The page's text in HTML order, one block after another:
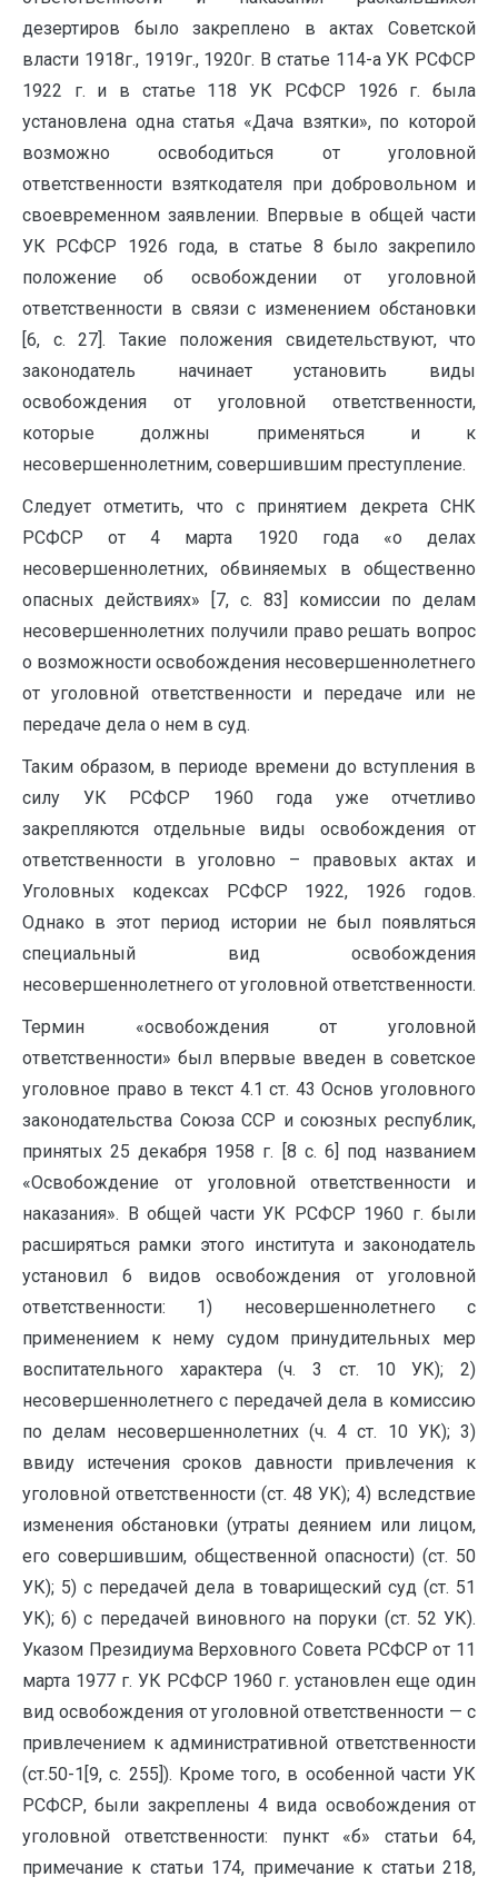
дезертиров было закреплено в актах Советской
власти 1918г., 1919г., 1920г. В статье 114-а УК РСФСР
1922 г. и в статье 118 УК РСФСР 1926 г. была
установлена одна статья «Дача взятки», по которой
возможно освободиться от уголовной
ответственности взяткодателя при добровольном и
своевременном заявлении. Впервые в общей части
УК РСФСР 1926 года, в статье 8 было закрепило
положение об освобождении от уголовной
ответственности в связи с изменением обстановки
[6, с. 27]. Такие положения свидетельствуют, что
законодатель начинает установить виды
освобождения от уголовной ответственности,
которые должны применяться и к
несовершеннолетним, совершившим преступление.
Следует отметить, что с принятием декрета СНК
РСФСР от 4 марта 1920 года «о делах
несовершеннолетних, обвиняемых в общественно
опасных действиях» [7, с. 83] комиссии по делам
несовершеннолетних получили право решать вопрос
о возможности освобождения несовершеннолетнего
от уголовной ответственности и передаче или не
передаче дела о нем в суд.
Таким образом, в периоде времени до вступления в
силу УК РСФСР 1960 года уже отчетливо
закрепляются отдельные виды освобождения от
ответственности в уголовно – правовых актах и
Уголовных кодексах РСФСР 1922, 1926 годов.
Однако в этот период истории не был появляться
специальный вид освобождения
несовершеннолетнего от уголовной ответственности.
Термин «освобождения от уголовной
ответственности» был впервые введен в советское
уголовное право в текст 4.1 ст. 43 Основ уголовного
законодательства Союза ССР и союзных республик,
принятых 25 декабря 1958 г. [8 с. 6] под названием
«Освобождение от уголовной ответственности и
наказания». В общей части УК РСФСР 1960 г. были
расширяться рамки этого института и законодатель
установил 6 видов освобождения от уголовной
ответственности: 1) несовершеннолетнего с
применением к нему судом принудительных мер
воспитательного характера (ч. 3 ст. 10 УК); 2)
несовершеннолетнего с передачей дела в комиссию
по делам несовершеннолетних (ч. 4 ст. 10 УК); 3)
ввиду истечения сроков давности привлечения к
уголовной ответственности (ст. 48 УК); 4) вследствие
изменения обстановки (утраты деянием или лицом,
его совершившим, общественной опасности) (ст. 50
УК); 5) с передачей дела в товарищеский суд (ст. 51
УК); 6) с передачей виновного на поруки (ст. 52 УК).
Указом Президиума Верховного Совета РСФСР от 11
марта 1977 г. УК РСФСР 1960 г. установлен еще один
вид освобождения от уголовной ответственности — с
привлечением к административной ответственности
(ст.50-1[9, с. 255]). Кроме того, в особенной части УК
РСФСР, были закреплены 4 вида освобождения от
уголовной ответственности: пункт «б» статьи 64,
примечание к статьи 174, примечание к статьи 218,